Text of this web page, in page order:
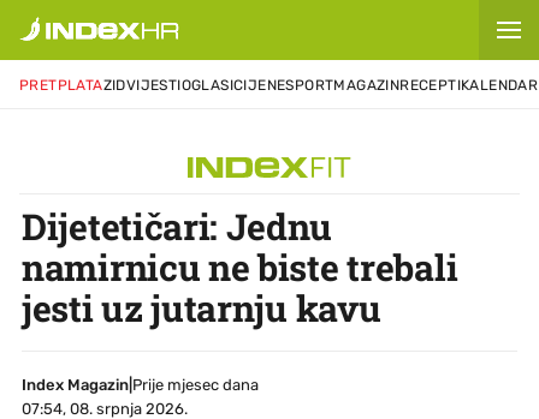
PRETPLATAZIDVIJESTIOGLASICIJENESPORTMAGAZINRECEPTIKALENDAR
Dijetetičari: Jednu
namirnicu ne biste trebali
jesti uz jutarnju kavu
Index Magazin
Prije mjesec dana
07:54, 08. srpnja 2026.